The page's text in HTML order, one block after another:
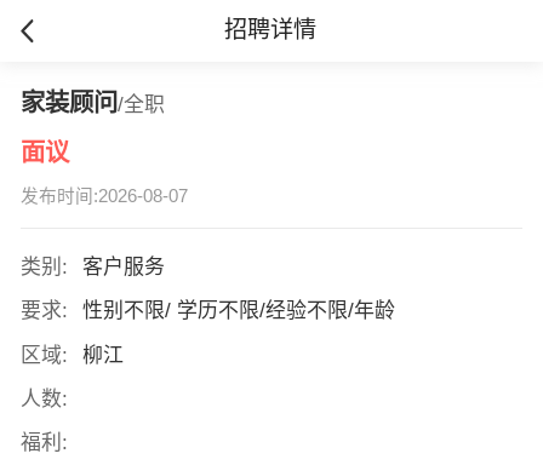
招聘详情
家装顾问/全职
面议
发布时间:2026-08-07
类别:
客户服务
要求:
性别不限/ 学历不限/经验不限/年龄
区域:
柳江
人数:
福利: